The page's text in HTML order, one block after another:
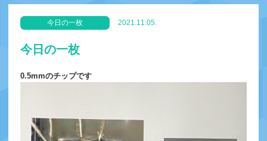
今日の一枚
今日の一枚 2021.11.05.
0.5mmのチップです